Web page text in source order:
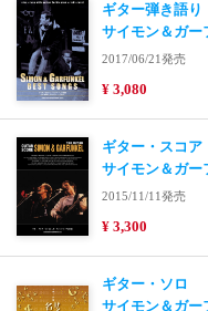
ギター弾き語り
サイモン＆ガー
2017/06/21発売
¥ 3,080
ギター・スコア
サイモン＆ガー
2015/11/11発売
¥ 3,300
ギター・ソロ
サイモン＆ガー